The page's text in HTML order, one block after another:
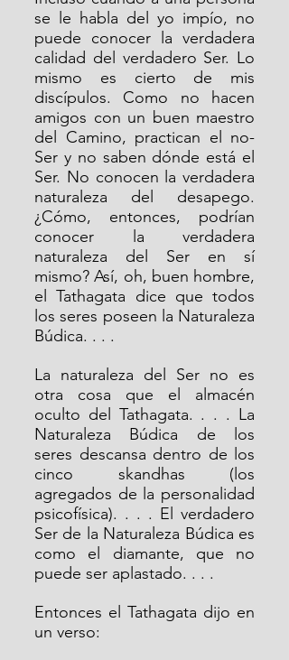
se le habla del yo impío, no
puede conocer la verdadera
calidad del verdadero Ser. Lo
mismo es cierto de mis
discípulos. Como no hacen
amigos con un buen maestro
del Camino, practican el no-
Ser y no saben dónde está el
Ser. No conocen la verdadera
naturaleza del desapego.
¿Cómo, entonces, podrían
conocer la verdadera
naturaleza del Ser en sí
mismo? Así, oh, buen hombre,
el Tathagata dice que todos
los seres poseen la Naturaleza
Búdica. . . .
La naturaleza del Ser no es
otra cosa que el almacén
oculto del Tathagata. . . . La
Naturaleza Búdica de los
seres descansa dentro de los
cinco skandhas (los
agregados de la personalidad
psicofísica). . . . El verdadero
Ser de la Naturaleza Búdica es
como el diamante, que no
puede ser aplastado. . . .
Entonces el Tathagata dijo en
un verso: